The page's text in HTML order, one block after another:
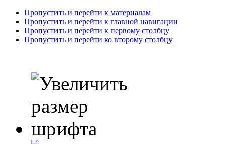
Пропустить и перейти к материалам
Пропустить и перейти к главной навигации
Пропустить и перейти к первому столбцу
Пропустить и перейти ко второму столбцу